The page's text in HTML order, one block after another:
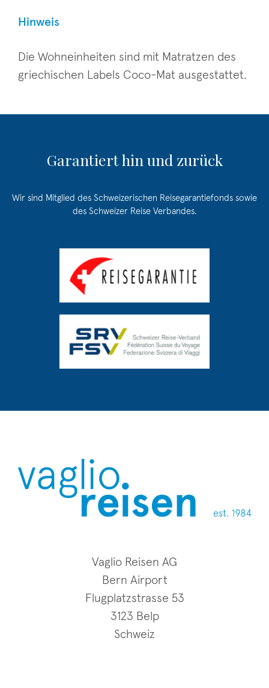
Hinweis
Die Wohneinheiten sind mit Matratzen des
griechischen Labels Coco-Mat ausgestattet.
Garantiert hin und zurück
Wir sind Mitglied des Schweizerischen Reisegarantiefonds sowie
des Schweizer Reise Verbandes.
Vaglio Reisen AG
Bern Airport
Flugplatzstrasse 53
3123 Belp
Schweiz